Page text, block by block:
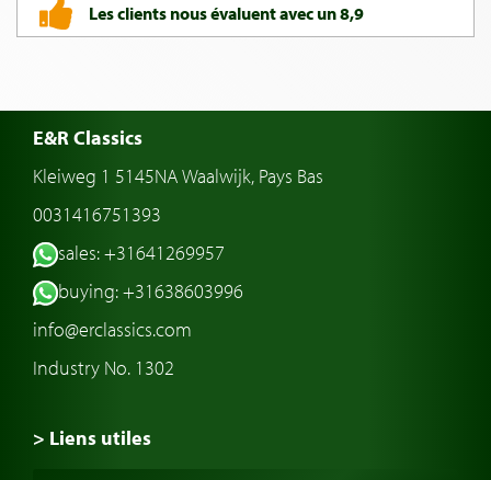
Les clients nous évaluent avec un 8,9
E&R Classics
Kleiweg 1 5145NA Waalwijk, Pays Bas
0031416751393
sales: +31641269957
buying: +31638603996
info@erclassics.com
Industry No. 1302
> Liens utiles